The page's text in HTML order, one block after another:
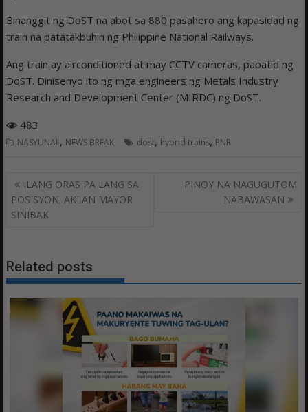
Binanggit ng DoST na abot sa 880 pasahero ang kapasidad ng
train na patatakbuhin ng Philippine National Railways.
Ang train ay airconditioned at may CCTV cameras, pabatid ng
DoST. Dinisenyo ito ng mga engineers ng Metals Industry
Research and Development Center (MIRDC) ng DoST.
483
NASYUNAL, NEWS BREAK dost, hybrid trains, PNR
Post
navigation
ILANG ORAS PA LANG SA
POSISYON; AKLAN MAYOR
SINIBAK
PINOY NA NAGUGUTOM
NABAWASAN
Related posts